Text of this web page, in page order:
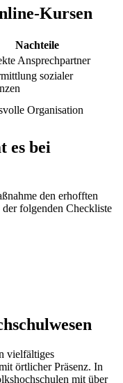
Kursen
Nachteile
Ansprechpartner
sozialer
Organisation
es bei
den erhofften
folgenden Checkliste
vielfältiges
örtlicher Präsenz. In
mit über